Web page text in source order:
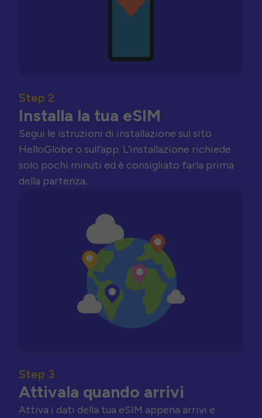
Step 2
Installa la tua eSIM
Segui le istruzioni di installazione sul sito
HelloGlobe o sull’app. L’installazione richiede
solo pochi minuti ed è consigliato farla prima
della partenza.
Step 3
Attivala quando arrivi
Attiva i dati della tua eSIM appena arrivi e